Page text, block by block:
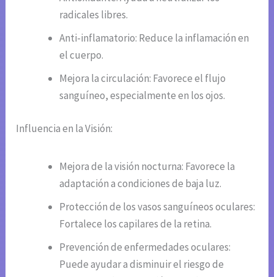
radicales libres.
Anti-inflamatorio: Reduce la inflamación en
el cuerpo.
Mejora la circulación: Favorece el flujo
sanguíneo, especialmente en los ojos.
Influencia en la Visión:
Mejora de la visión nocturna: Favorece la
adaptación a condiciones de baja luz.
Protección de los vasos sanguíneos oculares:
Fortalece los capilares de la retina.
Prevención de enfermedades oculares:
Puede ayudar a disminuir el riesgo de